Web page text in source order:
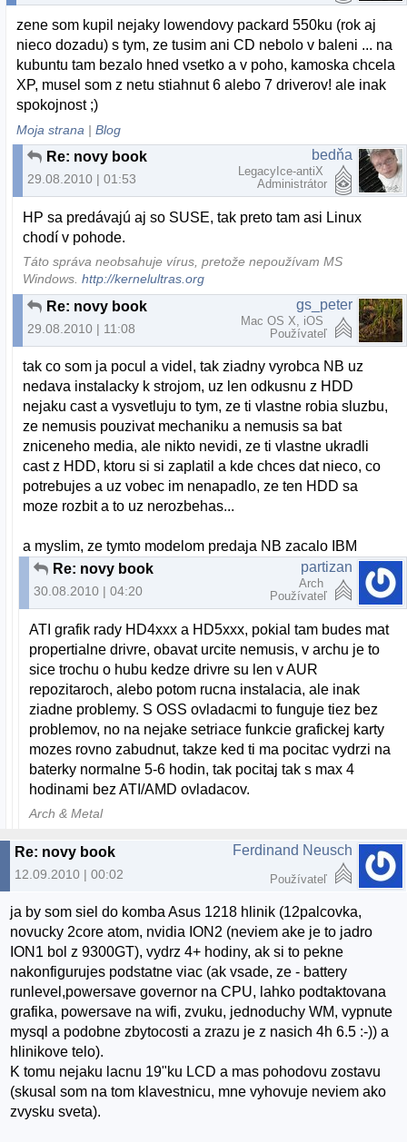
zene som kupil nejaky lowendovy packard 550ku (rok aj
nieco dozadu) s tym, ze tusim ani CD nebolo v baleni ... na
kubuntu tam bezalo hned vsetko a v poho, kamoska chcela
XP, musel som z netu stiahnut 6 alebo 7 driverov! ale inak
spokojnost ;)
Moja strana |Blog
Re: novy book
29.08.2010 | 01:53
bedňa
LegacyIce-antiX
Administrátor
HP sa predávajú aj so SUSE, tak preto tam asi Linux
chodí v pohode.
Táto správa neobsahuje vírus, pretože nepoužívam MS
Windows.http://kernelultras.org
Re: novy book
29.08.2010 | 11:08
gs_peter
Mac OS X, iOS
Používateľ
tak co som ja pocul a videl, tak ziadny vyrobca NB uz
nedava instalacky k strojom, uz len odkusnu z HDD
nejaku cast a vysvetluju to tym, ze ti vlastne robia sluzbu,
ze nemusis pouzivat mechaniku a nemusis sa bat
zniceneho media, ale nikto nevidi, ze ti vlastne ukradli
cast z HDD, ktoru si si zaplatil a kde chces dat nieco, co
potrebujes a uz vobec im nenapadlo, ze ten HDD sa
moze rozbit a to uz nerozbehas...
a myslim, ze tymto modelom predaja NB zacalo IBM
Re: novy book
30.08.2010 | 04:20
partizan
Arch
Používateľ
ATI grafik rady HD4xxx a HD5xxx, pokial tam budes mat
propertialne drivre, obavat urcite nemusis, v archu je to
sice trochu o hubu kedze drivre su len v AUR
repozitaroch, alebo potom rucna instalacia, ale inak
ziadne problemy. S OSS ovladacmi to funguje tiez bez
problemov, no na nejake setriace funkcie grafickej karty
mozes rovno zabudnut, takze ked ti ma pocitac vydrzi na
baterky normalne 5-6 hodin, tak pocitaj tak s max 4
hodinami bez ATI/AMD ovladacov.
Arch & Metal
Re: novy book
12.09.2010 | 00:02
Ferdinand Neusch
Používateľ
ja by som siel do komba Asus 1218 hlinik (12palcovka,
novucky 2core atom, nvidia ION2 (neviem ake je to jadro
ION1 bol z 9300GT), vydrz 4+ hodiny, ak si to pekne
nakonfigurujes podstatne viac (ak vsade, ze - battery
runlevel,powersave governor na CPU, lahko podtaktovana
grafika, powersave na wifi, zvuku, jednoduchy WM, vypnute
mysql a podobne zbytocosti a zrazu je z nasich 4h 6.5 :-)) a
hlinikove telo).
K tomu nejaku lacnu 19"ku LCD a mas pohodovu zostavu
(skusal som na tom klavestnicu, mne vyhovuje neviem ako
zvysku sveta).